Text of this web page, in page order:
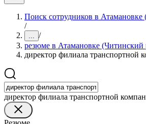
Поиск сотрудников в
/
... /
резюме в Атамановке (Читинский
директор филиала транспортной
директор филиала транспортной